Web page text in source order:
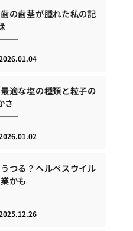
の歯茎が腫れた私の記
適な塩の種類と粒子の
さ
つる？ヘルペスウイル
かも